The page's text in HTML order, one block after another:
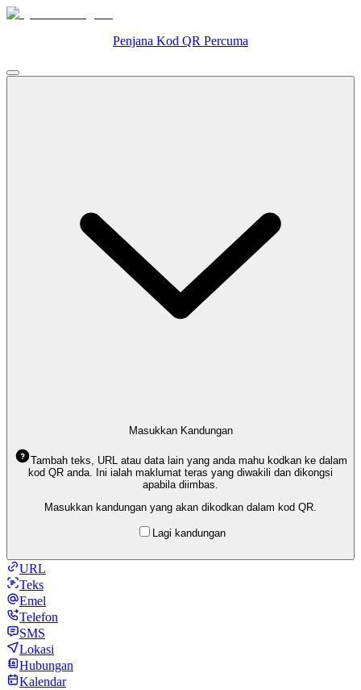
Penjana Kod QR Percuma
Masukkan Kandungan
Tambah teks, URL atau data lain yang anda mahu kodkan ke dalam
kod QR anda. Ini ialah maklumat teras yang diwakili dan dikongsi
apabila diimbas.
Masukkan kandungan yang akan dikodkan dalam kod QR.
Lagi kandungan
URL
Teks
Emel
Telefon
SMS
Lokasi
Hubungan
Kalendar